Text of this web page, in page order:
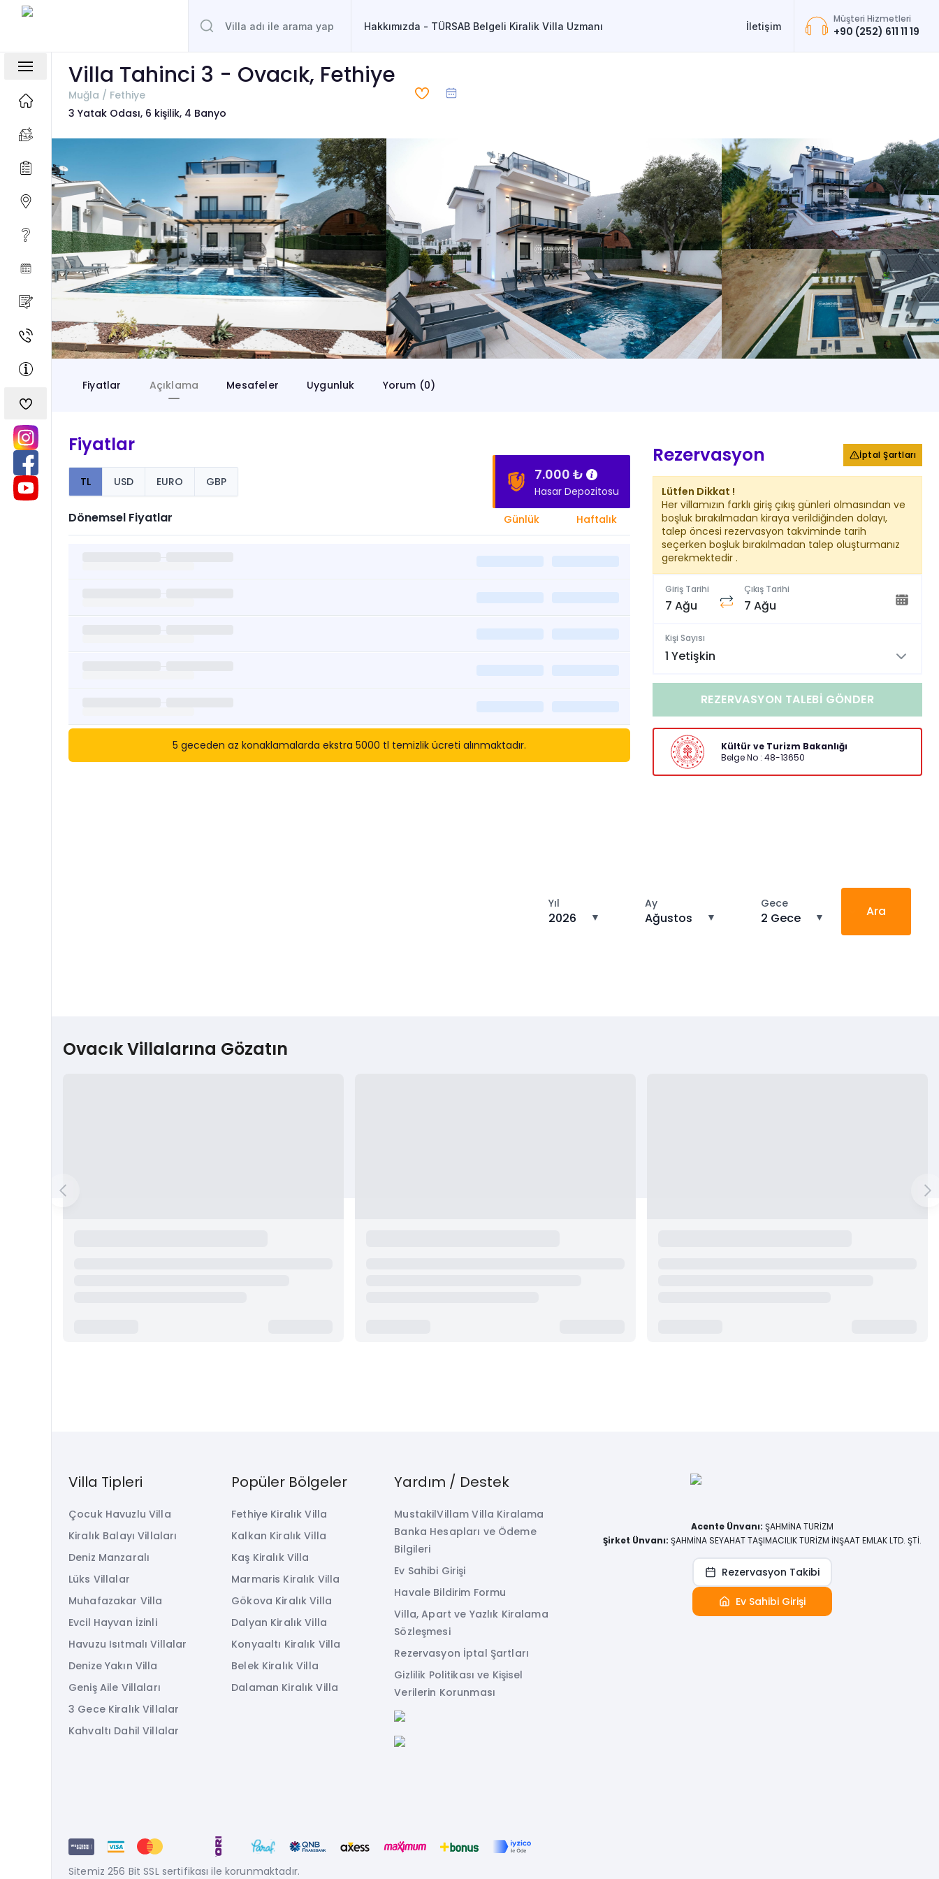
Hakkımızda - TÜRSAB Belgeli Kiralik Villa Uzmanı İletişim
Müşteri Hizmetleri
+90 (252) 611 11 19
Villa Tahinci 3 - Ovacık, Fethiye
Muğla / Fethiye
3 Yatak Odası, 6 kişilik, 4 Banyo
Fiyatlar
Açıklama Mesafeler Uygunluk Yorum (0)
Fiyatlar
TL USD EURO GBP 7.000 ₺
Hasar Depozitosu
Dönemsel Fiyatlar Günlük Haftalık
5 geceden az konaklamalarda ekstra 5000 tl temizlik ücreti alınmaktadır.
Rezervasyon İptal Şartları
Lütfen Dikkat !
Her villamızın farklı giriş çıkış günleri olmasından ve
boşluk bırakılmadan kiraya verildiğinden dolayı,
talep öncesi rezervasyon takviminde tarih
seçerken boşluk bırakılmadan talep oluşturmanız
gerekmektedir .
Giriş Tarihi
7 Ağu
Çıkış Tarihi
7 Ağu
Kişi Sayısı
1 Yetişkin
REZERVASYON TALEBI GÖNDER
Kültür ve Turizm Bakanlığı
Belge No : 48-13650
Yıl
2026 ▼
Ay
Ağustos ▼
Gece
2 Gece ▼ Ara
Ovacık Villalarına Gözatın
Villa Tipleri
Çocuk Havuzlu Villa
Kiralık Balayı Villaları
Deniz Manzaralı
Lüks Villalar
Muhafazakar Villa
Evcil Hayvan İzinli
Havuzu Isıtmalı Villalar
Denize Yakın Villa
Geniş Aile Villaları
3 Gece Kiralık Villalar
Kahvaltı Dahil Villalar
Popüler Bölgeler
Fethiye Kiralık Villa
Kalkan Kiralık Villa
Kaş Kiralık Villa
Marmaris Kiralık Villa
Gökova Kiralık Villa
Dalyan Kiralık Villa
Konyaaltı Kiralık Villa
Belek Kiralık Villa
Dalaman Kiralık Villa
Yardım / Destek
MustakilVillam Villa Kiralama
Banka Hesapları ve Ödeme
Bilgileri
Ev Sahibi Girişi
Havale Bildirim Formu
Villa, Apart ve Yazlık Kiralama
Sözleşmesi
Rezervasyon İptal Şartları
Gizlilik Politikası ve Kişisel
Verilerin Korunması
Acente Ünvanı: ŞAHMİNA TURİZM
Şirket Ünvanı: ŞAHMİNA SEYAHAT TAŞIMACILIK TURİZM İNŞAAT EMLAK LTD. ŞTİ.
Rezervasyon Takibi
Ev Sahibi Girişi
Sitemiz 256 Bit SSL sertifikası ile korunmaktadır.